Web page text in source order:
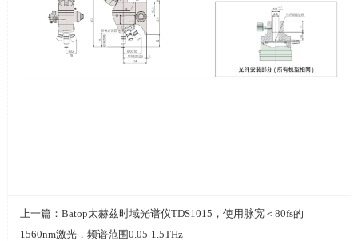
上一篇： Batop太赫兹时域光谱仪TDS1015，使用脉宽＜80fs的
1560nm激光，频谱范围0.05-1.5THz